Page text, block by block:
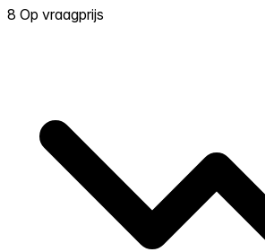
8 Op vraagprijs